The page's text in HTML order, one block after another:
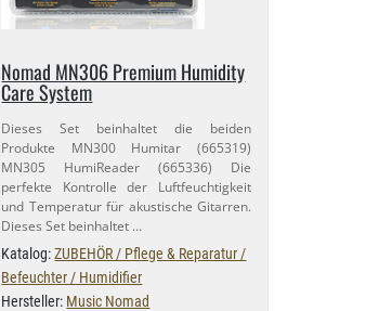
Nomad MN306 Premium Humidity
Care System
Dieses Set beinhaltet die beiden
Produkte MN300 Humitar (665319)
MN305 HumiReader (665336) Die
perfekte Kontrolle der Luftfeuchtigkeit
und Temperatur für akustische Gitarren.
Dieses Set beinhaltet …
Katalog:ZUBEHÖR / Pflege & Reparatur /
Befeuchter / Humidifier
Hersteller: Music Nomad